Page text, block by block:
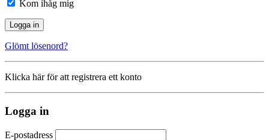
Kom ihåg mig
Glömt lösenord?
Klicka här för att registrera ett konto
Logga in
E-postadress